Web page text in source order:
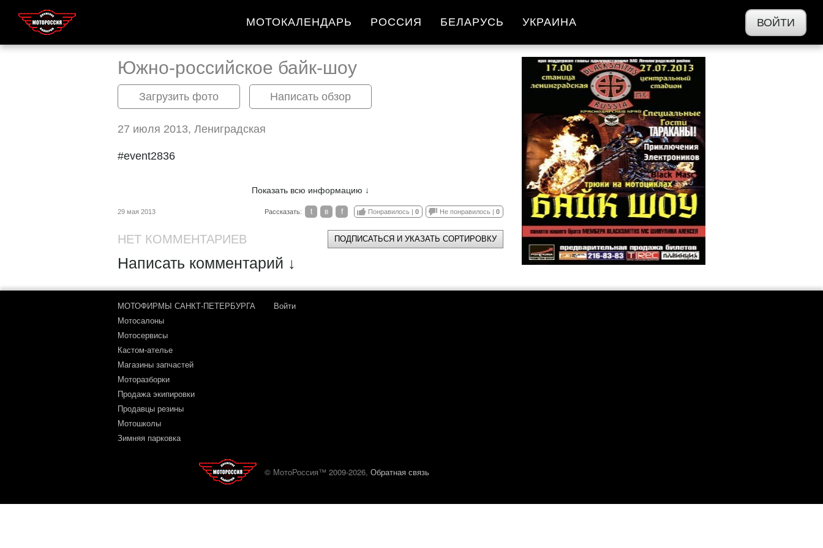
МОТОКАЛЕНДАРЬ РОССИЯ БЕЛАРУСЬ УКРАИНА ВОЙТИ
Южно-российское байк-шоу
Загрузить фото Написать обзор
27 июля 2013, Лениградская
#event2836
Показать всю информацию ↓
29 мая 2013 Понравилось | 0 Не понравилось | 0
Рассказать: t в f
НЕТ КОММЕНТАРИЕВ ПОДПИСАТЬСЯ И УКАЗАТЬ СОРТИРОВКУ
Написать комментарий ↓
МОТОФИРМЫ САНКТ-ПЕТЕРБУРГА
Мотосалоны
Мотосервисы
Кастом-ателье
Магазины запчастей
Моторазборки
Продажа экипировки
Продавцы резины
Мотошколы
Зимняя парковка
Войти
© МотоРоссия™ 2009-2026, Обратная связь